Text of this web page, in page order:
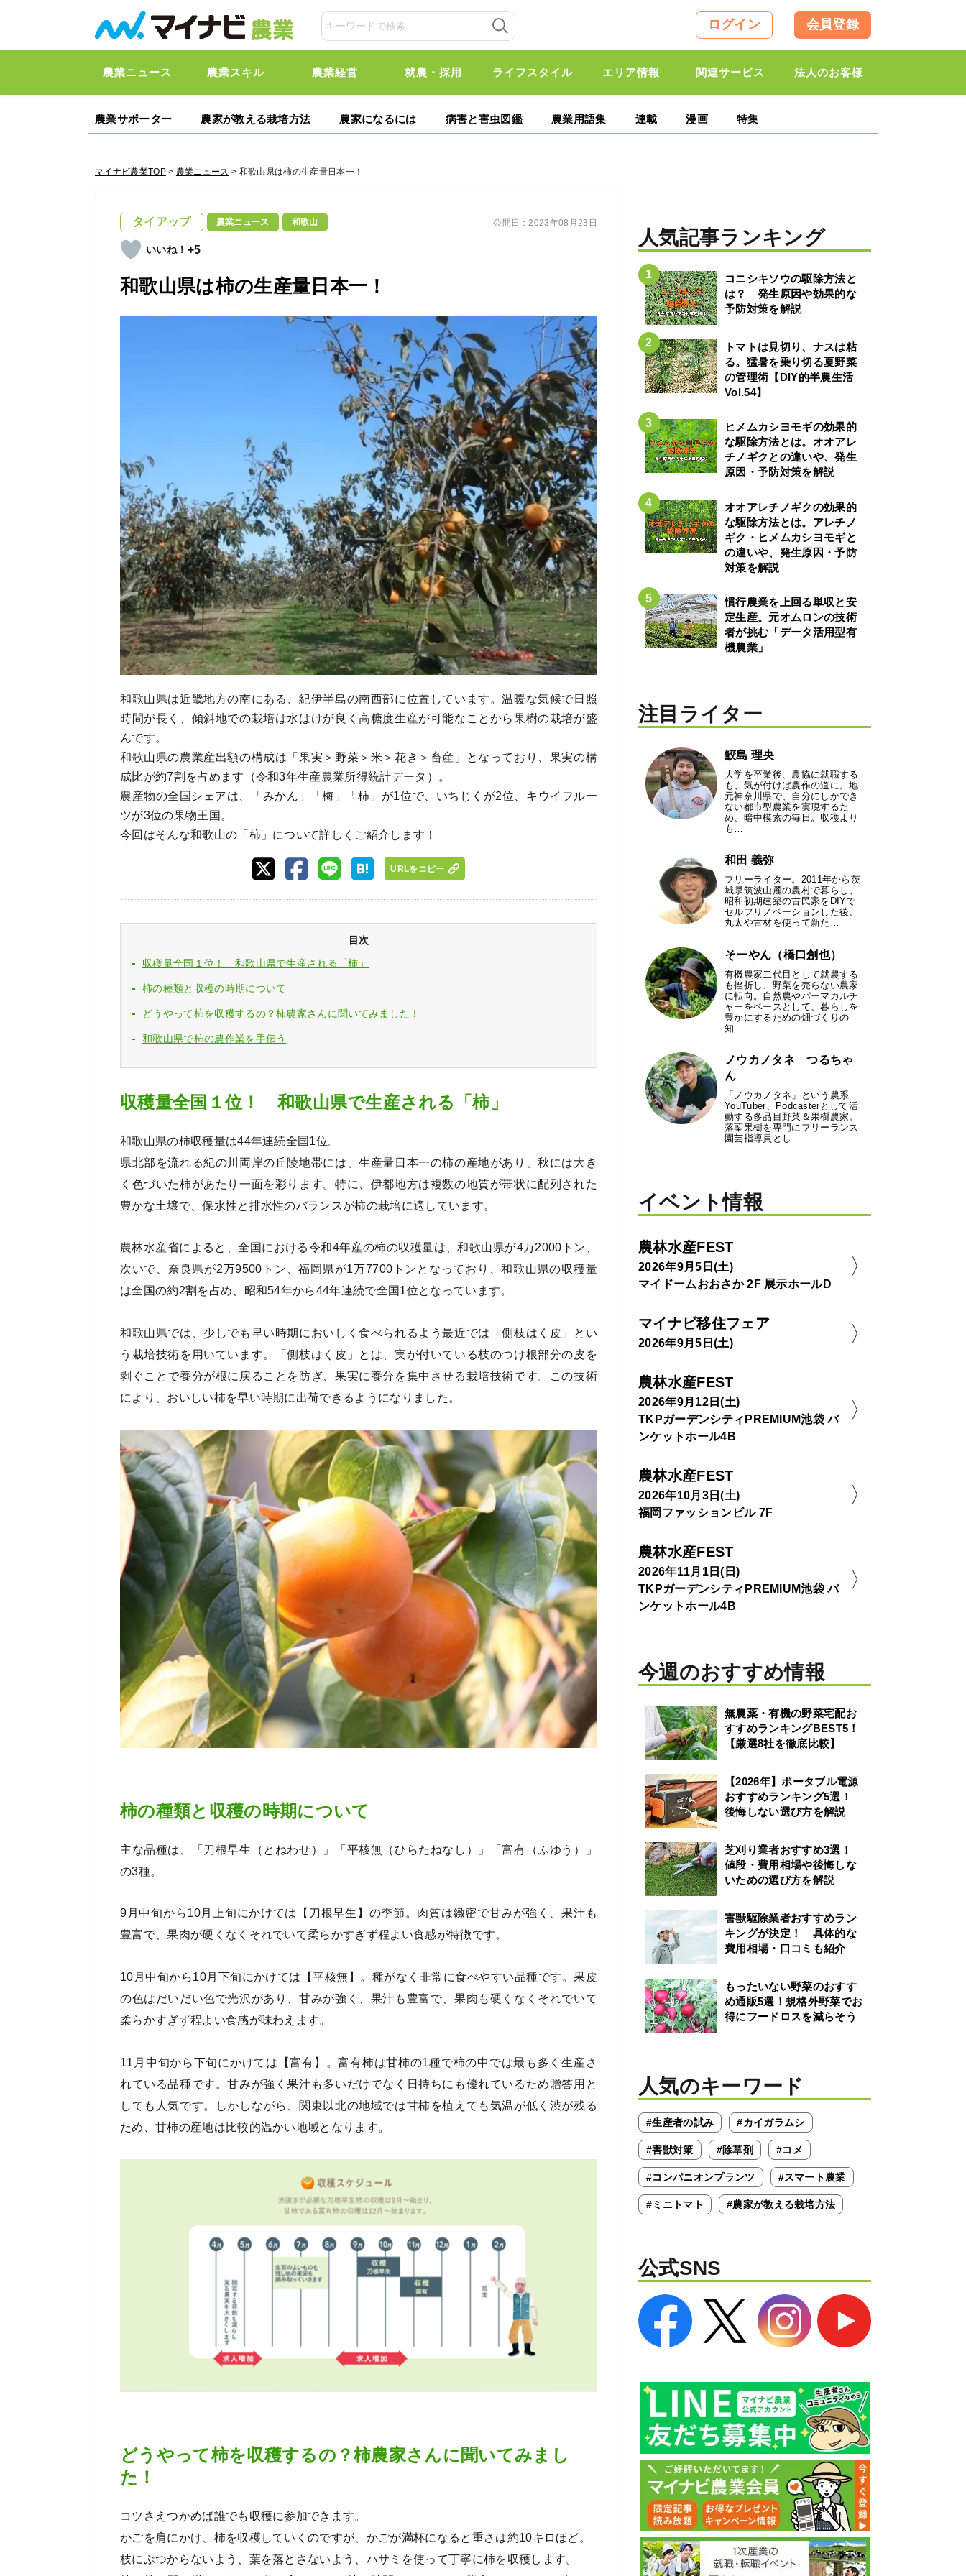
ログイン 会員登録
農業ニュース 農業スキル 農業経営 就農・採用 ライフスタイル エリア情報 関連サービス 法人のお客様
農業サポーター 農家が教える栽培方法 農家になるには 病害と害虫図鑑 農業用語集 連載 漫画 特集
マイナビ農業TOP> 農業ニュース > 和歌山県は柿の生産量日本一！
タイアップ 農業ニュース 和歌山
+5
和歌山県は柿の生産量日本一！
公開日：2023年08月23日
和歌山県は近畿地方の南にある、紀伊半島の南西部に位置しています。温暖な気候で日照
時間が長く、傾斜地での栽培は水はけが良く高糖度生産が可能なことから果樹の栽培が盛
んです。
和歌山県の農業産出額の構成は「果実＞野菜＞米＞花き＞畜産」となっており、果実の構
成比が約7割を占めます（令和3年生産農業所得統計データ）。
農産物の全国シェアは、「みかん」「梅」「柿」が1位で、いちじくが2位、キウイフルー
ツが3位の果物王国。
今回はそんな和歌山の「柿」について詳しくご紹介します！
URLをコピー
目次
収穫量全国１位！ 和歌山県で生産される「柿」
柿の種類と収穫の時期について
どうやって柿を収穫するの？柿農家さんに聞いてみました！
和歌山県で柿の農作業を手伝う
収穫量全国１位！ 和歌山県で生産される「柿」
和歌山県の柿収穫量は44年連続全国1位。
県北部を流れる紀の川両岸の丘陵地帯には、生産量日本一の柿の産地があり、秋には大き
く色づいた柿があたり一面を彩ります。特に、伊都地方は複数の地質が帯状に配列された
豊かな土壌で、保水性と排水性のバランスが柿の栽培に適しています。
農林水産省によると、全国における令和4年産の柿の収穫量は、和歌山県が4万2000トン、
次いで、奈良県が2万9500トン、福岡県が1万7700トンとなっており、和歌山県の収穫量
は全国の約2割を占め、昭和54年から44年連続で全国1位となっています。
和歌山県では、少しでも早い時期においしく食べられるよう最近では「側枝はく皮」とい
う栽培技術を用いています。「側枝はく皮」とは、実が付いている枝のつけ根部分の皮を
剥ぐことで養分が根に戻ることを防ぎ、果実に養分を集中させる栽培技術です。この技術
により、おいしい柿を早い時期に出荷できるようになりました。
柿の種類と収穫の時期について
主な品種は、「刀根早生（とねわせ）」「平核無（ひらたねなし）」「富有（ふゆう）」
の3種。
9月中旬から10月上旬にかけては【刀根早生】の季節。肉質は緻密で甘みが強く、果汁も
豊富で、果肉が硬くなくそれでいて柔らかすぎず程よい食感が特徴です。
10月中旬から10月下旬にかけては【平核無】。種がなく非常に食べやすい品種です。果皮
の色はだいだい色で光沢があり、甘みが強く、果汁も豊富で、果肉も硬くなくそれでいて
柔らかすぎず程よい食感が味わえます。
11月中旬から下旬にかけては【富有】。富有柿は甘柿の1種で柿の中では最も多く生産さ
れている品種です。甘みが強く果汁も多いだけでなく日持ちにも優れているため贈答用と
しても人気です。しかしながら、関東以北の地域では甘柿を植えても気温が低く渋が残る
ため、甘柿の産地は比較的温かい地域となります。
どうやって柿を収穫するの？柿農家さんに聞いてみまし
た！
コツさえつかめば誰でも収穫に参加できます。
かごを肩にかけ、柿を収穫していくのですが、かごが満杯になると重さは約10キロほど。
枝にぶつからないよう、葉を落とさないよう、ハサミを使って丁寧に柿を収穫します。
人気記事ランキング
コニシキソウの駆除方法と
は？ 発生原因や効果的な
予防対策を解説
トマトは見切り、ナスは粘
る。猛暑を乗り切る夏野菜
の管理術【DIY的半農生活
Vol.54】
ヒメムカシヨモギの効果的
な駆除方法とは。オオアレ
チノギクとの違いや、発生
原因・予防対策を解説
オオアレチノギクの効果的
な駆除方法とは。アレチノ
ギク・ヒメムカシヨモギと
の違いや、発生原因・予防
対策を解説
慣行農業を上回る単収と安
定生産。元オムロンの技術
者が挑む「データ活用型有
機農業」
注目ライター
鮫島 理央
大学を卒業後、農協に就職する
も、気が付けば農作の道に。地
元神奈川県で、自分にしかでき
ない都市型農業を実現するた
め、暗中模索の毎日。収穫より
も…
和田 義弥
フリーライター。2011年から茨
城県筑波山麓の農村で暮らし、
昭和初期建築の古民家をDIYで
セルフリノベーションした後、
丸太や古材を使って新た…
そーやん（橋口創也）
有機農家二代目として就農する
も挫折し、野菜を売らない農家
に転向。自然農やパーマカルチ
ャーをベースとして、暮らしを
豊かにするための畑づくりの
知…
ノウカノタネ つるちゃ
ん
「ノウカノタネ」という農系
YouTuber、Podcasterとして活
動する多品目野菜＆果樹農家。
落葉果樹を専門にフリーランス
園芸指導員とし…
イベント情報
農林水産FEST
2026年9月5日(土)
マイドームおおさか 2F 展示ホールD
マイナビ移住フェア
2026年9月5日(土)
農林水産FEST
2026年9月12日(土)
TKPガーデンシティPREMIUM池袋 バ
ンケットホール4B
農林水産FEST
2026年10月3日(土)
福岡ファッションビル 7F
農林水産FEST
2026年11月1日(日)
TKPガーデンシティPREMIUM池袋 バ
ンケットホール4B
今週のおすすめ情報
無農薬・有機の野菜宅配お
すすめランキングBEST5！
【厳選8社を徹底比較】
【2026年】ポータブル電源
おすすめランキング5選！
後悔しない選び方を解説
芝刈り業者おすすめ3選！
値段・費用相場や後悔しな
いための選び方を解説
害獣駆除業者おすすめラン
キングが決定！ 具体的な
費用相場・口コミも紹介
もったいない野菜のおすす
め通販5選！規格外野菜でお
得にフードロスを減らそう
人気のキーワード
#生産者の試み #カイガラムシ
#害獣対策 #除草剤 #コメ
#コンパニオンプランツ #スマート農業
#ミニトマト #農家が教える栽培方法
公式SNS